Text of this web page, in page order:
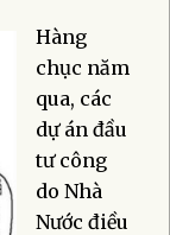
Hàng
chục năm
qua, các
dự án đầu
tư công
do Nhà
Nước điều